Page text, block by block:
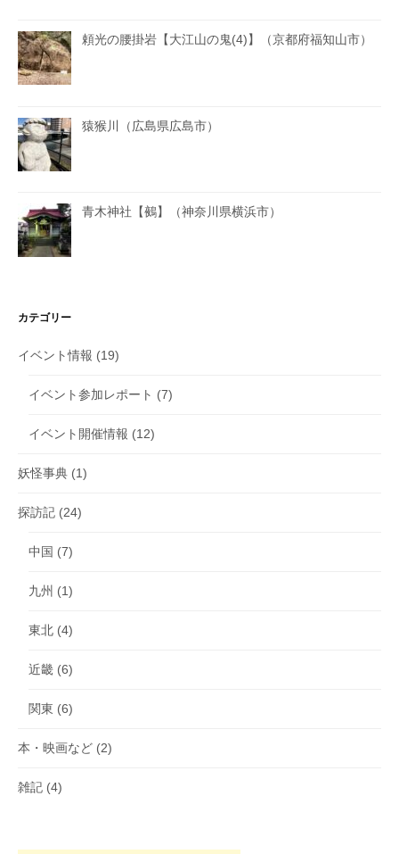
頼光の腰掛岩【大江山の鬼(4)】（京都府福知山市）
猿猴川（広島県広島市）
青木神社【鵺】（神奈川県横浜市）
カテゴリー
イベント情報 (19)
イベント参加レポート (7)
イベント開催情報 (12)
妖怪事典 (1)
探訪記 (24)
中国 (7)
九州 (1)
東北 (4)
近畿 (6)
関東 (6)
本・映画など (2)
雑記 (4)